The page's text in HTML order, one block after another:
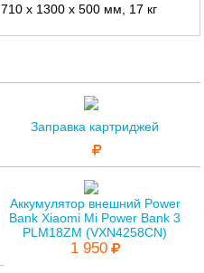
710 x 1300 x 500 мм, 17 кг
Заправка картриджей
Аккумулятор внешний Power
Bank Xiaomi Mi Power Bank 3
PLM18ZM (VXN4258CN)
1 950